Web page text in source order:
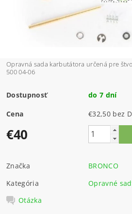
Opravná sada karbutátora určená pre
500 04-06
Dostupnosť do 7 dní
Cena €32,50
€40
Značka
BRONCO
Kategória
Opravné
Otázka